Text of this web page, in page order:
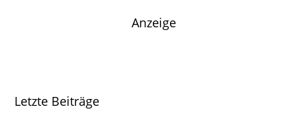
Anzeige
Letzte Beiträge